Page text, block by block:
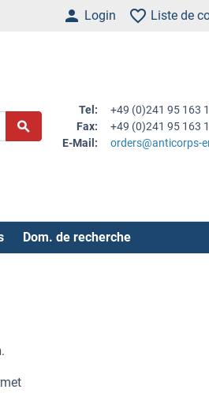
Login Liste de
Tel:
+49 (0)241 95 163
Fax:
+49 (0)241 95 163
E-Mail:
orders@anticorps-
Dom. de recherche
.